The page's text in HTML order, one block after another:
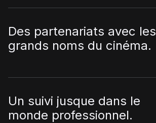
Des partenariats avec les
grands noms du cinéma.
Un suivi jusque dans le
monde professionnel.